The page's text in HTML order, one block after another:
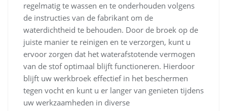
regelmatig te wassen en te onderhouden volgens
de instructies van de fabrikant om de
waterdichtheid te behouden. Door de broek op de
juiste manier te reinigen en te verzorgen, kunt u
ervoor zorgen dat het waterafstotende vermogen
van de stof optimaal blijft functioneren. Hierdoor
blijft uw werkbroek effectief in het beschermen
tegen vocht en kunt u er langer van genieten tijdens
uw werkzaamheden in diverse